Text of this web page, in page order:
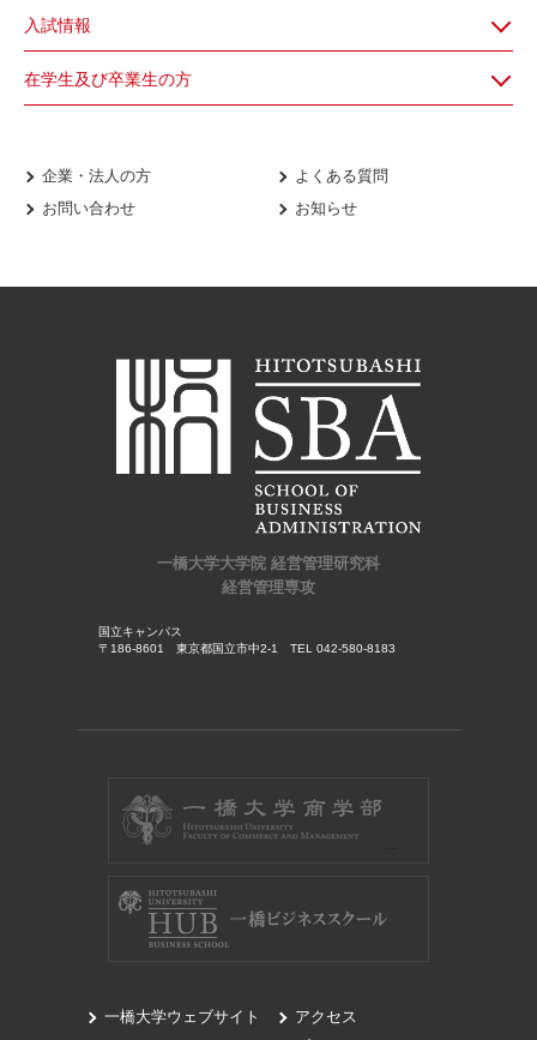
入試情報
在学生及び卒業生の方
企業・法人の方
よくある質問
お問い合わせ
お知らせ
一橋大学大学院 経営管理研究科
経営管理専攻
国立キャンパス
〒186-8601 東京都国立市中2-1 TEL 042-580-8183
一橋大学ウェブサイト
アクセス